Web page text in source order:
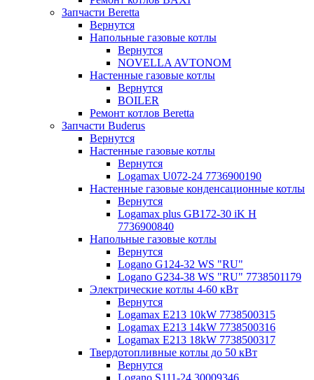
Запчасти Beretta
Вернутся
Напольные газовые котлы
Вернутся
NOVELLA AVTONOM
Настенные газовые котлы
Вернутся
BOILER
Ремонт котлов Beretta
Запчасти Buderus
Вернутся
Настенные газовые котлы
Вернутся
Logamax U072-24 7736900190
Настенные газовые конденсационные котлы
Вернутся
Logamax plus GB172-30 iK H
7736900840
Напольные газовые котлы
Вернутся
Logano G124-32 WS "RU"
Logano G234-38 WS "RU" 7738501179
Электрические котлы 4-60 кВт
Вернутся
Logamax E213 10kW 7738500315
Logamax E213 14kW 7738500316
Logamax E213 18kW 7738500317
Твердотопливные котлы до 50 кВт
Вернутся
Logano S111-24 30009346